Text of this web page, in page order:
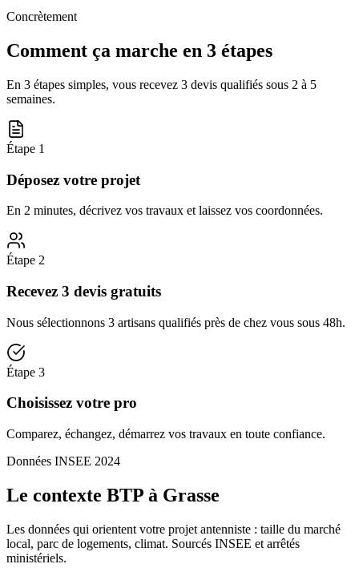
Concrètement
Comment ça marche en 3 étapes
En 3 étapes simples, vous recevez 3 devis qualifiés sous 2 à 5
semaines.
Étape 1
Déposez votre projet
En 2 minutes, décrivez vos travaux et laissez vos coordonnées.
Étape 2
Recevez 3 devis gratuits
Nous sélectionnons 3 artisans qualifiés près de chez vous sous 48h.
Étape 3
Choisissez votre pro
Comparez, échangez, démarrez vos travaux en toute confiance.
Données INSEE 2024
Le contexte BTP à Grasse
Les données qui orientent votre projet antenniste : taille du marché
local, parc de logements, climat. Sourcés INSEE et arrêtés
ministériels.